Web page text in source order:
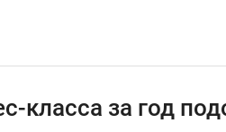
класса за год